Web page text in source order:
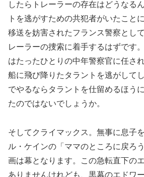
したらトレーラーの存在はどうなる
トを逃がすための共犯者がいたこと
移送を妨害されたフランス警察とし
レーラーの捜索に着手するはずです
はたったひとりの中年警察官に任さ
船に飛び降りたタラントを逃がして
でやるならタラントを仕留めるほう
たのではないでしょうか。
そしてクライマックス。無事に息子
ル・ケインの「ママのところに戻ろ
画は幕となります。この急転直下の
ありませんけれども、黒幕のエドワ